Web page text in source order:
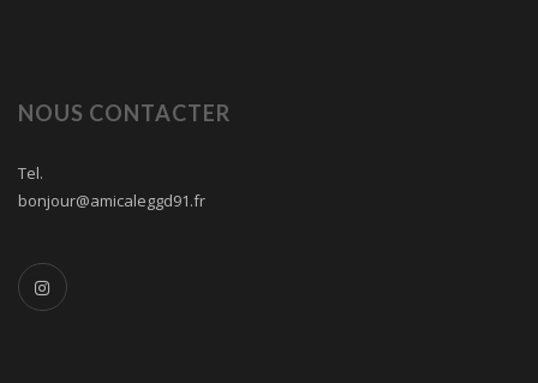
NOUS CONTACTER
Tel.
bonjour@amicaleggd91.fr